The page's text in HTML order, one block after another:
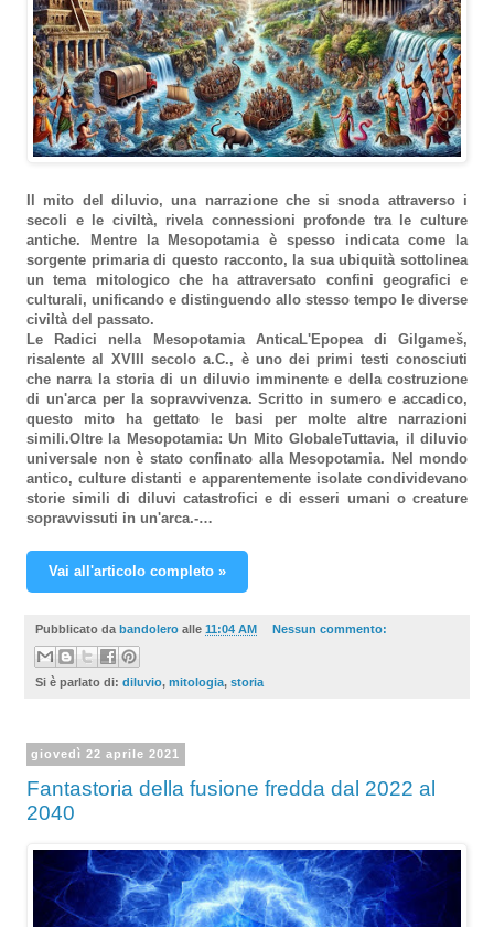
Il mito del diluvio, una narrazione che si snoda attraverso i
secoli e le civiltà, rivela connessioni profonde tra le culture
antiche. Mentre la Mesopotamia è spesso indicata come la
sorgente primaria di questo racconto, la sua ubiquità sottolinea
un tema mitologico che ha attraversato confini geografici e
culturali, unificando e distinguendo allo stesso tempo le diverse
civiltà del passato.
Le Radici nella Mesopotamia AnticaL'Epopea di Gilgameš,
risalente al XVIII secolo a.C., è uno dei primi testi conosciuti
che narra la storia di un diluvio imminente e della costruzione
di un'arca per la sopravvivenza. Scritto in sumero e accadico,
questo mito ha gettato le basi per molte altre narrazioni
simili.Oltre la Mesopotamia: Un Mito GlobaleTuttavia, il diluvio
universale non è stato confinato alla Mesopotamia. Nel mondo
antico, culture distanti e apparentemente isolate condividevano
storie simili di diluvi catastrofici e di esseri umani o creature
sopravvissuti in un'arca.-…
Vai all'articolo completo »
Pubblicato da bandolero alle 11:04 AM Nessun commento:
Si è parlato di: diluvio, mitologia, storia
giovedì 22 aprile 2021
Fantastoria della fusione fredda dal 2022 al
2040